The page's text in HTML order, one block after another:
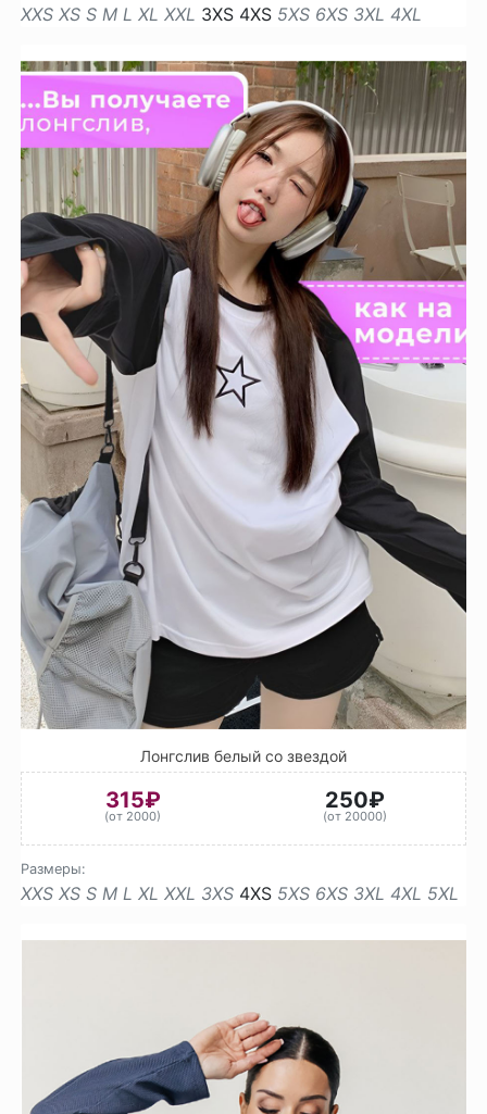
XXS XS S M L XL XXL 3XS 4XS 5XS 6XS 3XL 4XL
Лонгслив белый со звездой
315₽
(от 2000)
250₽
(от 20000)
Размеры:
XXS XS S M L XL XXL 3XS 4XS 5XS 6XS 3XL 4XL 5XL